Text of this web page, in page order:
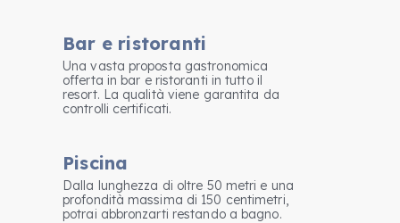
Bar e ristoranti
Una vasta proposta gastronomica
offerta in bar e ristoranti in tutto il
resort. La qualità viene garantita da
controlli certificati.
Piscina
Dalla lunghezza di oltre 50 metri e una
profondità massima di 150 centimetri,
potrai abbronzarti restando a bagno.